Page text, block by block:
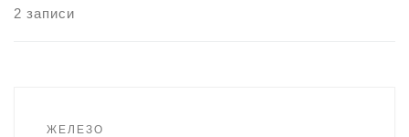
2 записи
ЖЕЛЕЗО